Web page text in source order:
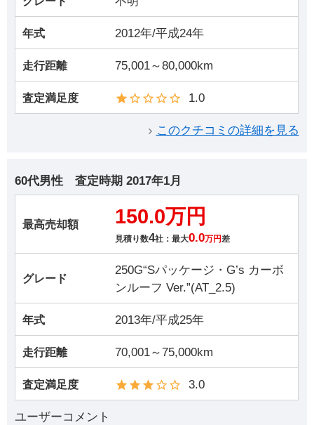
年式 2012年/平成24年
走行距離 75,001～80,000km
査定満足度 1.0
このクチコミの詳細を見る
60代男性 査定時期 2017年1月
最高売却額 150.0万円
見積り数4社：最大0.0万円差
グレード
250G“Sパッケージ・G’s カーボ
ンルーフ Ver.”(AT_2.5)
年式 2013年/平成25年
走行距離 70,001～75,000km
査定満足度 3.0
ユーザーコメント